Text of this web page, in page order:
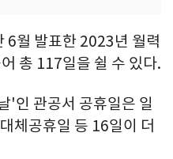
6월 발표한 2023년 월력
총 117일을 쉴 수 있다.
'인 관공서 공휴일은 일
체공휴일 등 16일이 더